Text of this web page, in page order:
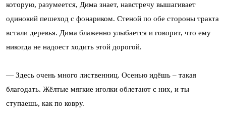
которую, разумеется, Дима знает, навстречу вышагивает
одинокий пешеход с фонариком. Стеной по обе стороны тракта
встали деревья. Дима блаженно улыбается и говорит, что ему
никогда не надоест ходить этой дорогой.
— Здесь очень много лиственниц. Осенью идёшь – такая
благодать. Жёлтые мягкие иголки облетают с них, и ты
ступаешь, как по ковру.